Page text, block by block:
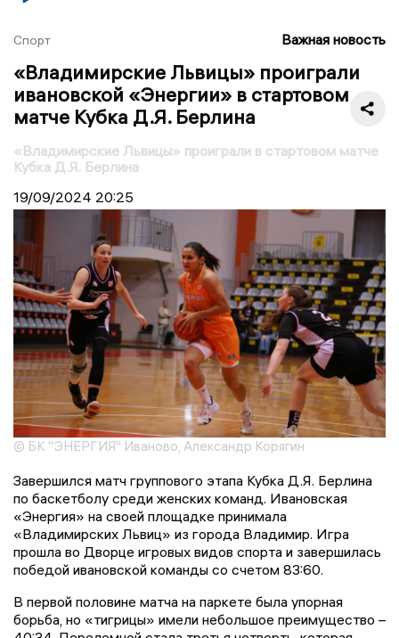
Спорт Важная новость
«Владимирские Львицы» проиграли
ивановской «Энергии» в стартовом
матче Кубка Д.Я. Берлина
«Владимирские Львицы» проиграли в стартовом матче
Кубка Д.Я. Берлина
19/09/2024 20:25
© БК "ЭНЕРГИЯ" Иваново, Александр Корягин
Завершился матч группового этапа Кубка Д.Я. Берлина
по баскетболу среди женских команд. Ивановская
«Энергия» на своей площадке принимала
«Владимирских Львиц» из города Владимир. Игра
прошла во Дворце игровых видов спорта и завершилась
победой ивановской команды со счетом 83:60.
В первой половине матча на паркете была упорная
борьба, но «тигрицы» имели небольшое преимущество –